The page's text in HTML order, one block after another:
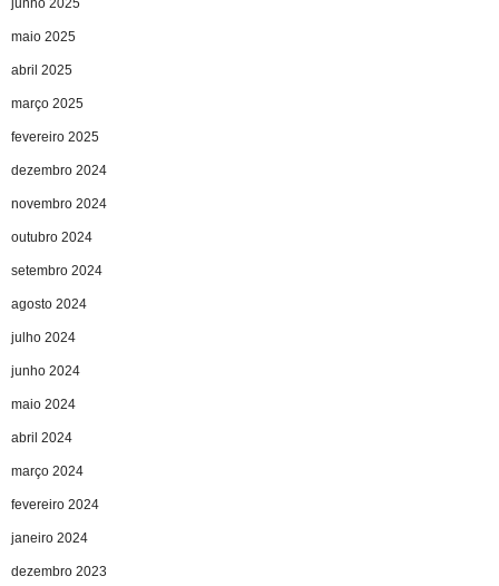
junho 2025
maio 2025
abril 2025
março 2025
fevereiro 2025
dezembro 2024
novembro 2024
outubro 2024
setembro 2024
agosto 2024
julho 2024
junho 2024
maio 2024
abril 2024
março 2024
fevereiro 2024
janeiro 2024
dezembro 2023